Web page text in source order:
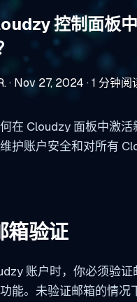
控制面板
· Nov 27, 2024 ·1 分钟阅
在 Cloudzy 面板中激
护账户安全和对所有
箱验证
账户时，你必须验
能。未验证邮箱的情况